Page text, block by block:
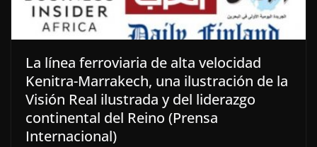
La línea ferroviaria de alta velocidad
Kenitra-Marrakech, una ilustración de la
Visión Real ilustrada y del liderazgo
continental del Reino (Prensa
Internacional)